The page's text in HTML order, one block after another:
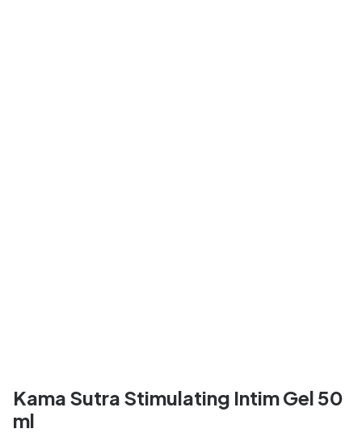
Kama Sutra Stimulating Intim Gel 50
ml